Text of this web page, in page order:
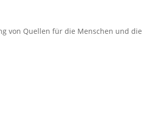
von Quellen für die Menschen und die